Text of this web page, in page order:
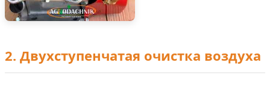
2. Двухступенчатая очистка воздуха